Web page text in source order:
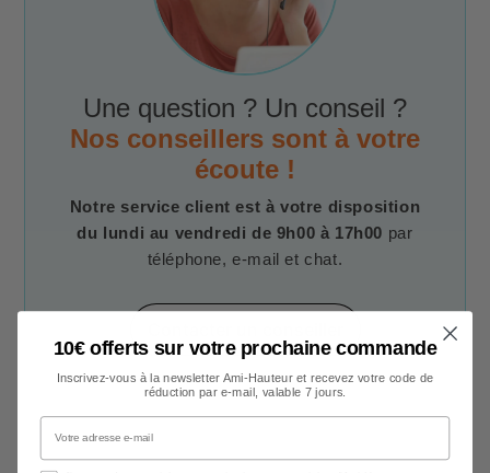
Une question ? Un conseil ?
Nos conseillers sont à votre
écoute !
Notre service client est à votre disposition
du lundi au vendredi de 9h00 à 17h00 par
téléphone, e-mail et chat.
10€ offerts sur votre prochaine commande
Inscrivez-vous à la newsletter Ami-Hauteur et recevez votre code de
réduction par e-mail, valable 7 jours.
Votre adresse e-mail